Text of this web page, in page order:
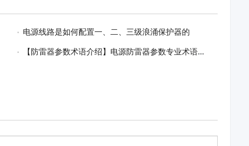
电源线路是如何配置一、二、三级浪涌保护器的
【防雷器参数术语介绍】电源防雷器参数专业术语介绍